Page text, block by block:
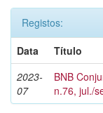
Registos:
Data
Título
2023-
07
BNB
n.76, jul./